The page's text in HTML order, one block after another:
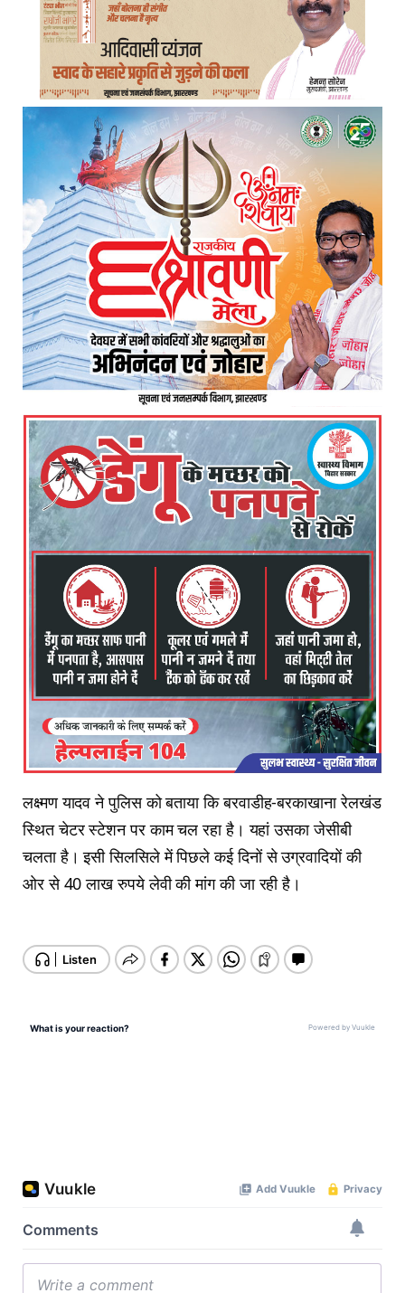
लक्ष्मण यादव ने पुलिस को बताया कि बरवाडीह-बरकाखाना रेलखंड
स्थित चेटर स्टेशन पर काम चल रहा है। यहां उसका जेसीबी
चलता है। इसी सिलसिले में पिछले कई दिनों से उग्रवादियों की
ओर से 40 लाख रुपये लेवी की मांग की जा रही है।